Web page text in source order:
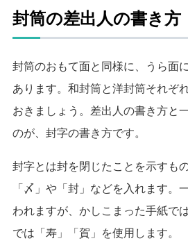
封筒の差出人の書き方
封筒のおもて面と同様に、うら面
あります。 和封筒と洋封筒それぞ
おきましょう。 差出人の書き方と
のが、封字の書き方です。
封字とは封を閉じたことを示すも
「〆」や「封」などを入れます。
われますが、かしこまった手紙で
では「寿」「賀」を使用します。